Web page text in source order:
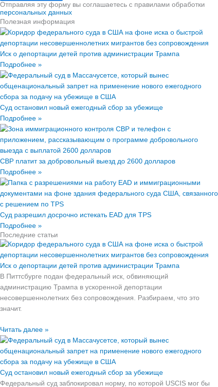
Отправляя эту форму вы соглашаетесь с правилами обработки
персональных данных
Полезная информация
Иск о депортации детей против администрации Трампа
Подробнее »
Суд остановил новый ежегодный сбор за убежище
Подробнее »
CBP платит за добровольный выезд до 2600 долларов
Подробнее »
Суд разрешил досрочно истекать EAD для TPS
Подробнее »
Последние статьи
Иск о депортации детей против администрации Трампа
В Питтсбурге подан федеральный иск, обвиняющий
администрацию Трампа в ускоренной депортации
несовершеннолетних без сопровождения. Разбираем, что это
значит.
Читать далее »
Суд остановил новый ежегодный сбор за убежище
Федеральный суд заблокировал норму, по которой USCIS мог бы